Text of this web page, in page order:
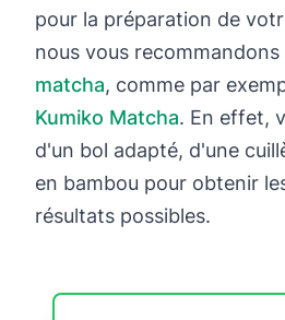
pour la préparation de
nous vous
matcha, comme par
Kumiko Matcha. En effet,
d'un bol adapté, d'une
en bambou pour obtenir
résultats possibles.